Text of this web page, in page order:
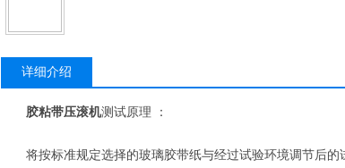
详细介绍
胶粘带压滚机测试原理 ：
将按标准规定选择的玻璃胶带纸与经过试验环境调节后的